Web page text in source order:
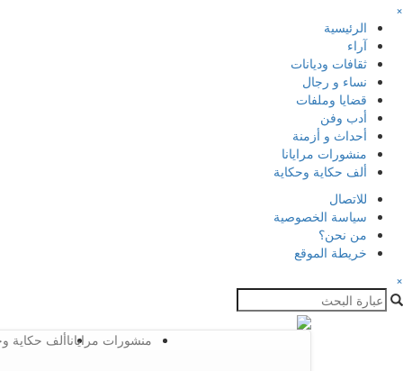
×
الرئيسية
آراء
ثقافات وديانات
نساء و رجال
قضايا وملفات
أدب وفن
أحداث و أزمنة
منشورات مرايانا
ألف حكاية وحكاية
للاتصال
سياسة الخصوصية
من نحن؟
خريطة الموقع
×
ألف حكايةمنشورات مرايانا